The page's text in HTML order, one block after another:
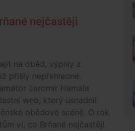
nejčastěji
na oběd, výpisy z
přišly nepřehledné.
Jaromír Hamala
web, který usnadnil
obědové scéně. O rok
ví, co Brňané nejčastěji